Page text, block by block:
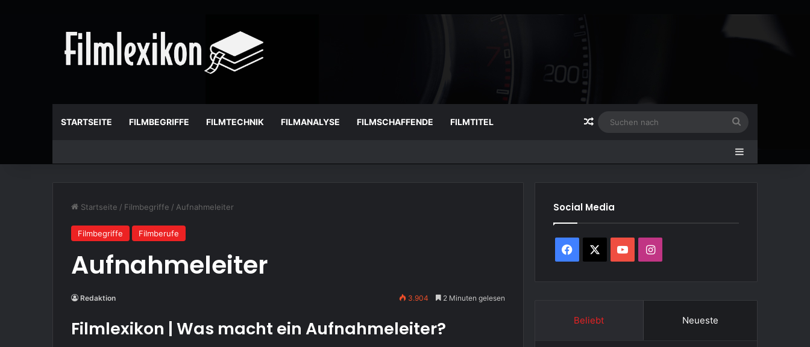
STARTSEITE FILMBEGRIFFE FILMTECHNIK FILMANALYSE FILMSCHAFFENDE FILMTITEL Zufälliger Artikel
Sidebar
Startseite / Filmbegriffe / Aufnahmeleiter
Filmbegriffe Filmberufe
Aufnahmeleiter
Redaktion 3.904 2 Minuten gelesen
Filmlexikon | Was macht ein Aufnahmeleiter?
Social Media
Facebook YouTubeInstagram
Beliebt Neueste